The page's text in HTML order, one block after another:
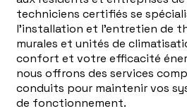
techniciens certifiés se
l'installation et l'entretien de
murales et unités de
confort et votre efficacité
nous offrons des services
conduits pour maintenir vos
de fonctionnement.